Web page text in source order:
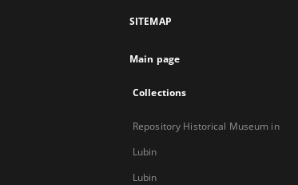
SITEMAP
Main page
Collections
Repository Historical Museum in
Lubin
Lubin